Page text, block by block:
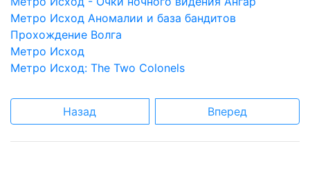
Метро Исход Аномалии и база бандитов
Прохождение Волга
Метро Исход
Метро Исход: The Two Colonels
Назад Вперед